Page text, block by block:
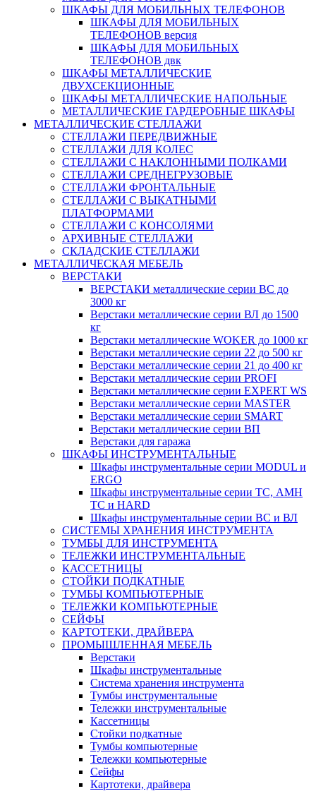
ШКАФЫ ДЛЯ МОБИЛЬНЫХ ТЕЛЕФОНОВ
ШКАФЫ ДЛЯ МОБИЛЬНЫХ
ТЕЛЕФОНОВ версия
ШКАФЫ ДЛЯ МОБИЛЬНЫХ
ТЕЛЕФОНОВ двк
ШКАФЫ МЕТАЛЛИЧЕСКИЕ
ДВУХСЕКЦИОННЫЕ
ШКАФЫ МЕТАЛЛИЧЕСКИЕ НАПОЛЬНЫЕ
МЕТАЛЛИЧЕСКИЕ ГАРДЕРОБНЫЕ ШКАФЫ
МЕТАЛЛИЧЕСКИЕ СТЕЛЛАЖИ
СТЕЛЛАЖИ ПЕРЕДВИЖНЫЕ
СТЕЛЛАЖИ ДЛЯ КОЛЕС
СТЕЛЛАЖИ С НАКЛОННЫМИ ПОЛКАМИ
СТЕЛЛАЖИ СРЕДНЕГРУЗОВЫЕ
СТЕЛЛАЖИ ФРОНТАЛЬНЫЕ
СТЕЛЛАЖИ С ВЫКАТНЫМИ
ПЛАТФОРМАМИ
СТЕЛЛАЖИ С КОНСОЛЯМИ
АРХИВНЫЕ СТЕЛЛАЖИ
СКЛАДСКИЕ СТЕЛЛАЖИ
МЕТАЛЛИЧЕСКАЯ МЕБЕЛЬ
ВЕРСТАКИ
ВЕРСТАКИ металлические серии ВС до
3000 кг
Верстаки металлические серии ВЛ до 1500
кг
Верстаки металлические WOKER до 1000 кг
Верстаки металлические серии 22 до 500 кг
Верстаки металлические серии 21 до 400 кг
Верстаки металлические серии PROFI
Верстаки металлические серии EXPERT WS
Верстаки металлические серии MASTER
Верстаки металлические серии SMART
Верстаки металлические серии ВП
Верстаки для гаража
ШКАФЫ ИНСТРУМЕНТАЛЬНЫЕ
Шкафы инструментальные серии MODUL и
ERGO
Шкафы инструментальные серии ТС, АМН
ТС и HARD
Шкафы инструментальные серии ВС и ВЛ
СИСТЕМЫ ХРАНЕНИЯ ИНСТРУМЕНТА
ТУМБЫ ДЛЯ ИНСТРУМЕНТА
ТЕЛЕЖКИ ИНСТРУМЕНТАЛЬНЫЕ
КАССЕТНИЦЫ
СТОЙКИ ПОДКАТНЫЕ
ТУМБЫ КОМПЬЮТЕРНЫЕ
ТЕЛЕЖКИ КОМПЬЮТЕРНЫЕ
СЕЙФЫ
КАРТОТЕКИ, ДРАЙВЕРА
ПРОМЫШЛЕННАЯ МЕБЕЛЬ
Верстаки
Шкафы инструментальные
Система хранения инструмента
Тумбы инструментальные
Тележки инструментальные
Кассетницы
Стойки подкатные
Тумбы компьютерные
Тележки компьютерные
Сейфы
Картотеки, драйвера